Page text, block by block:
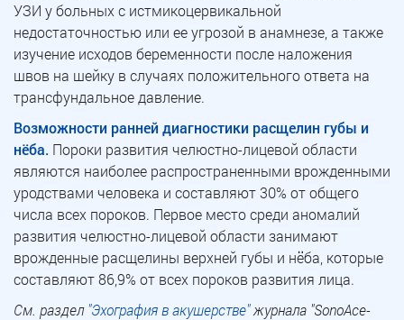
УЗИ у больных с истмикоцервикальной
недостаточностью или ее угрозой в анамнезе, а также
изучение исходов беременности после наложения
швов на шейку в случаях положительного ответа на
трансфундальное давление.
Возможности ранней диагностики расщелин губы и
нёба. Пороки развития челюстно-лицевой области
являются наиболее распространенными врожденными
уродствами человека и составляют 30% от общего
числа всех пороков. Первое место среди аномалий
развития челюстно-лицевой области занимают
врожденные расщелины верхней губы и нёба, которые
составляют 86,9% от всех пороков развития лица.
См. раздел"Эхография в акушерстве"журнала "SonoAce-